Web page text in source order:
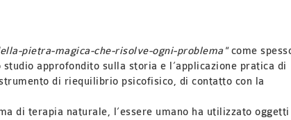
pietra-magica-che-risolve-ogni-problema" come
approfondito sulla storia e l’applicazione pratica di
di riequilibrio psicofisico, di contatto con la
di terapia naturale, l’essere umano ha utilizzato oggetti